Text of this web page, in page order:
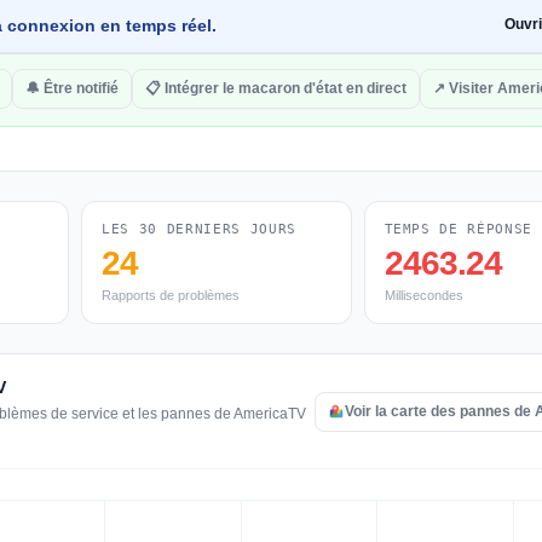
connexion en temps réel.
🔔 Être notifié 📋 Intégrer le macaron d'état en direct ↗ Visiter
LES 30 DERNIERS JOURS
24
Rapports de problèmes
TEMPS DE RÉPONSE
2463.24
Millisecondes
de service et les pannes de AmericaTV Voir la carte des pannes de